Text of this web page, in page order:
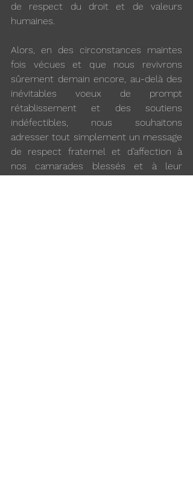
de respect du droit et de valeurs
humaines.
Alors, en des circonstances maintes
fois vécues et que nous revivrons
sûrement demain encore, au-delà des
inévitables voeux de prompt
rétablissement et des soutiens
indéfectibles, nous souhaitons
adresser tout simplement un message
de respect fraternel et d’affection à
nos camarades blessés et à leur